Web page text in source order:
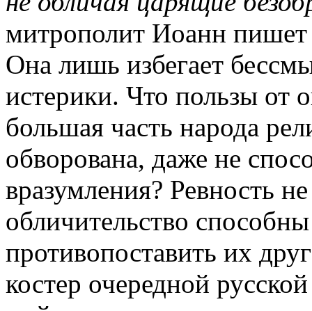
митрополит Иоанн пишет
Она лишь избегает
истерики. Что пользы от
большая часть народа
обворована, даже не
вразумления? Ревность
обличительство
противопоставить их
костер очередной